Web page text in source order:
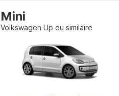
Mini
Volkswagen Up ou similaire